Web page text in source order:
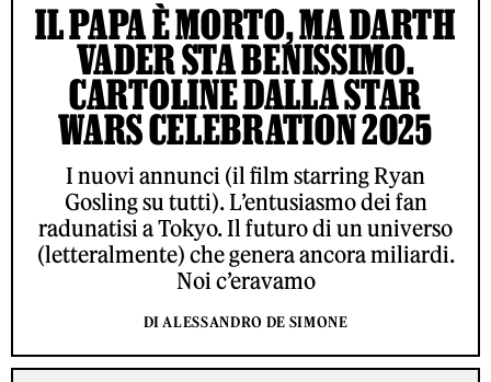
IL PAPA È MORTO, MA DARTH
VADER STA BENISSIMO.
CARTOLINE DALLA STAR
WARS CELEBRATION 2025
I nuovi annunci (il film starring Ryan
Gosling su tutti). L’entusiasmo dei fan
radunatisi a Tokyo. Il futuro di un universo
(letteralmente) che genera ancora miliardi.
Noi c’eravamo
DI ALESSANDRO DE SIMONE